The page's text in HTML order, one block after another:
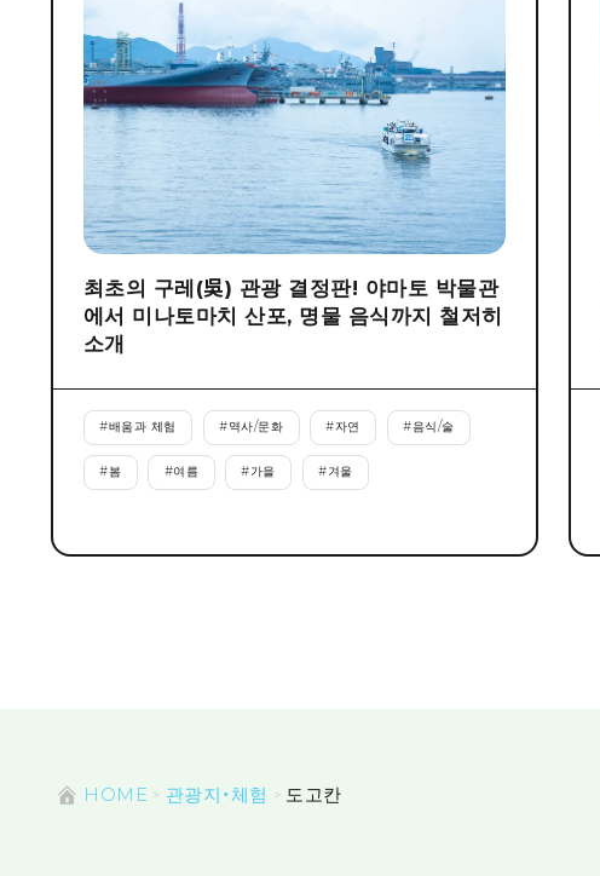
최초의 구레(吳) 관광 결정판! 야마토 박물관
에서 미나토마치 산포, 명물 음식까지 철저히
소개
#배움과 체험 #역사/문화 #자연 #음식/술
#봄 #여름 #가을 #겨울
HOME 관광지・체험 도고칸